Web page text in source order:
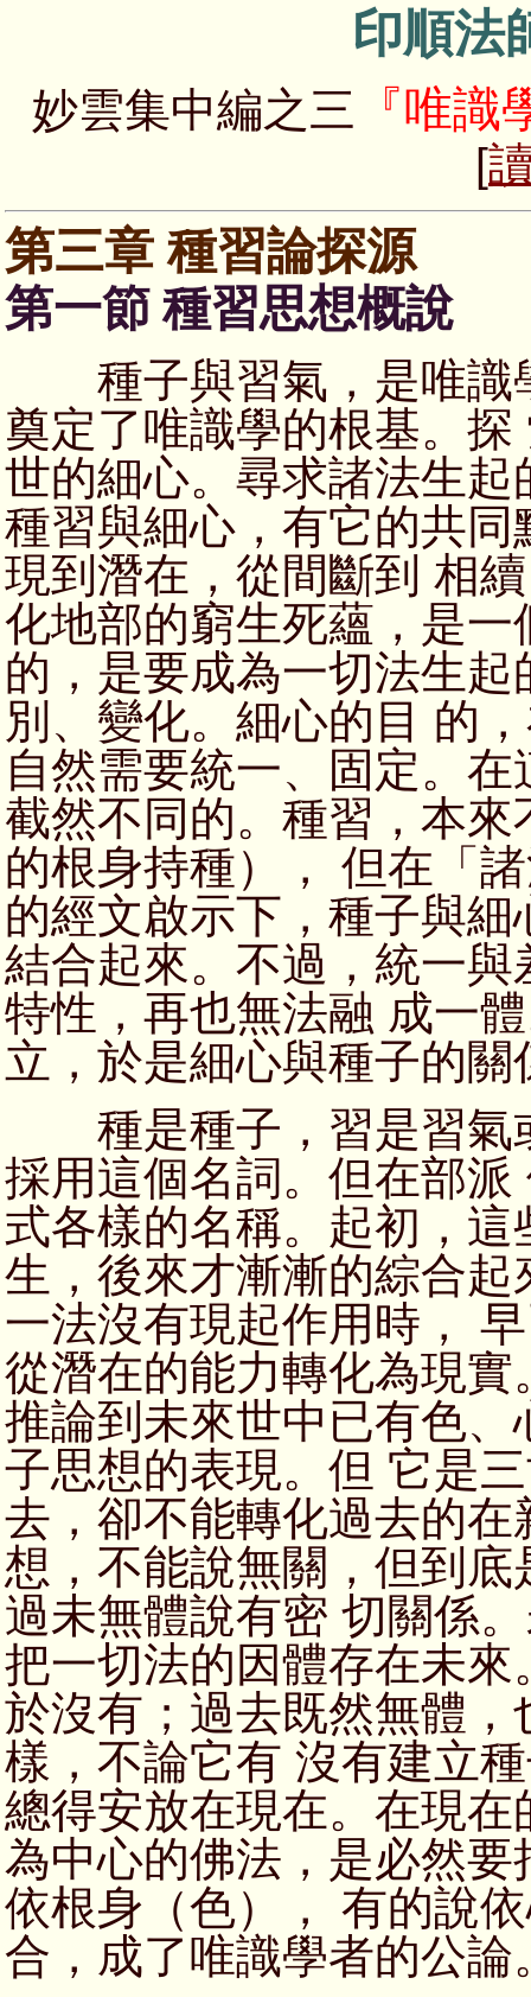
印順法
妙雲集中編之三 『唯識
[
第三章 種習論探源
第一節 種習思想概說
種子與習氣，是唯識
奠定了唯識學的根基。
世的細心。尋求諸法生
種習與細心，有它的共
現到潛在，從間斷到 相
化地部的窮生死蘊，是
的，是要成為一切法生
別、變化。細心的目 的
自然需要統一、固定。
截然不同的。種習，本
的根身持種）， 但在「
的經文啟示下，種子與
結合起來。不過，統一
特性，再也無法融 成一
立，於是細心與種子的
種是種子，習是習氣
採用這個名詞。但在部
式各樣的名稱。起初，
生，後來才漸漸的綜合
一法沒有現起作用時，
從潛在的能力轉化為現
推論到未來世中已有色
子思想的表現。但 它是
去，卻不能轉化過去的
想，不能說無關，但到
過未無體說有密 切關係
把一切法的因體存在未
於沒有；過去既然無體
樣，不論它有 沒有建立
總得安放在現在。在現
為中心的佛法，是必然
依根身（色）， 有的說
合，成了唯識學者的公論